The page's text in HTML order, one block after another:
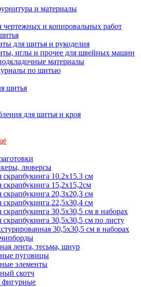
и материалы
чертежных и копировальных работ
для шитья и рукоделия
иглы и прочее для швейных машин
материалы
по шитью
шитья
для шитья и кроя
люверсы
скрапбукинга 10.2х15.3 см
скрапбукинга 15,2х15,2см
скрапбукинга 20,3х20,3 см
скрапбукинга 22,5х30,4 см
скрапбукинга 30,5х30,5 см в наборах
скрапбукинга 30,5х30,5 см по листу
30,5х30,5 см в наборах
лента, тесьма, шнур
пуговицы
элементы
скотч